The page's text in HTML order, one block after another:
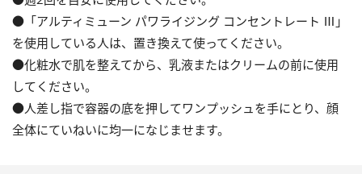
●「アルティミューン パワライジング コンセントレート Ⅲ」
を使用している人は、置き換えて使ってください。
●化粧水で肌を整えてから、乳液またはクリームの前に使用
してください。
●人差し指で容器の底を押してワンプッシュを手にとり、顔
全体にていねいに均一になじませます。